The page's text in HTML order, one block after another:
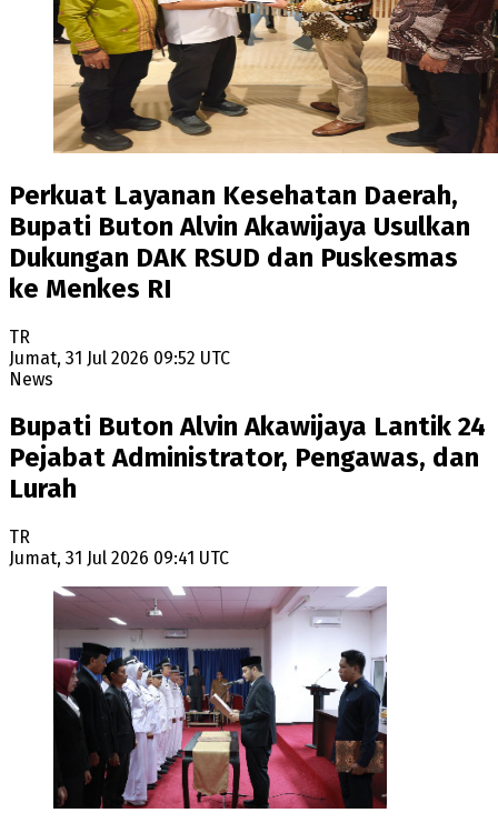
Perkuat Layanan Kesehatan Daerah,
Bupati Buton Alvin Akawijaya Usulkan
Dukungan DAK RSUD dan Puskesmas
ke Menkes RI
TR
Jumat, 31 Jul 2026 09:52 UTC
News
Bupati Buton Alvin Akawijaya Lantik 24
Pejabat Administrator, Pengawas, dan
Lurah
TR
Jumat, 31 Jul 2026 09:41 UTC